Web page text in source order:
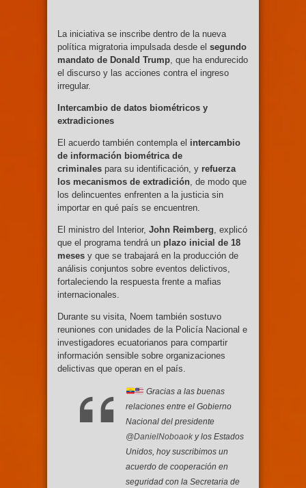
La iniciativa se inscribe dentro de la nueva
política migratoria impulsada desde el segundo
mandato de Donald Trump , que ha endurecido
el discurso y las acciones contra el ingreso
irregular.
Intercambio de datos biométricos y
extradiciones
El acuerdo también contempla el intercambio
de información biométrica de
criminales para su identificación, y refuerza
los mecanismos de extradición , de modo que
los delincuentes enfrenten a la justicia sin
importar en qué país se encuentren.
El ministro del Interior, John Reimberg , explicó
que el programa tendrá un plazo inicial de 18
meses y que se trabajará en la producción de
análisis conjuntos sobre eventos delictivos,
fortaleciendo la respuesta frente a mafias
internacionales.
Durante su visita, Noem también sostuvo
reuniones con unidades de la Policía Nacional e
investigadores ecuatorianos para compartir
información sensible sobre organizaciones
delictivas que operan en el país.
Gracias a las buenas
relaciones entre el Gobierno
Nacional del presidente
@DanielNoboaok y los Estados
Unidos, hoy suscribimos un
acuerdo de cooperación en
seguridad con la Secretaria de